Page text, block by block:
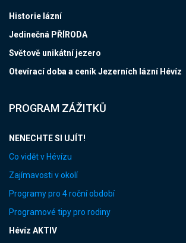
Historie lázní
Jedinečná PŘÍRODA
Světově unikátní jezero
Otevírací doba a ceník Jezerních lázní Hévíz
PROGRAM ZÁŽITKŮ
NENECHTE SI UJÍT!
Co vidět v Hévízu
Zajímavosti v okolí
Programy pro 4 roční období
Programové tipy pro rodiny
Hévíz AKTIV